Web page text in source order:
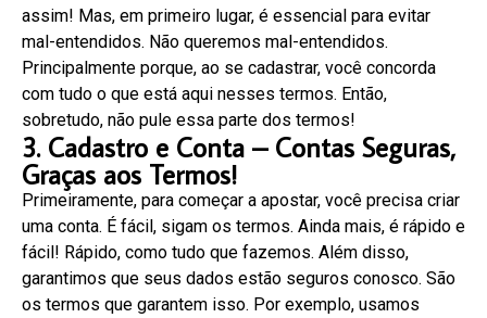
assim! Mas, em primeiro lugar, é essencial para evitar
mal-entendidos. Não queremos mal-entendidos.
Principalmente porque, ao se cadastrar, você concorda
com tudo o que está aqui nesses termos. Então,
sobretudo, não pule essa parte dos termos!
3. Cadastro e Conta – Contas Seguras,
Graças aos Termos!
Primeiramente, para começar a apostar, você precisa criar
uma conta. É fácil, sigam os termos. Ainda mais, é rápido e
fácil! Rápido, como tudo que fazemos. Além disso,
garantimos que seus dados estão seguros conosco. São
os termos que garantem isso. Por exemplo, usamos